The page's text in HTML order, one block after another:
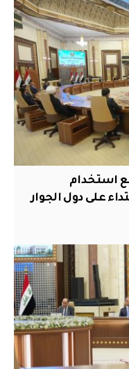
استخدام
على دول الجوار